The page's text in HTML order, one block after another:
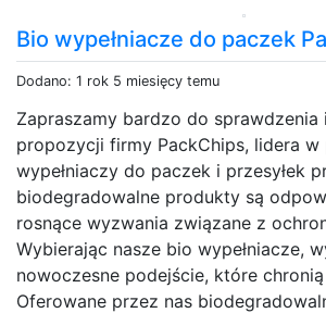
Bio wypełniacze do paczek
Dodano: 1 rok 5 miesięcy temu
Zapraszamy bardzo do sprawdzenia
propozycji firmy PackChips, lidera
wypełniaczy do paczek i przesyłek
biodegradowalne produkty są
rosnące wyzwania związane z
Wybierając nasze bio wypełniacze,
nowoczesne podejście, które
Oferowane przez nas